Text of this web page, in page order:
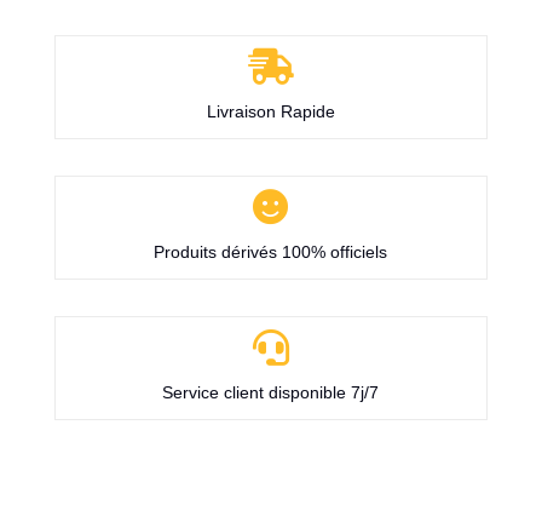

Livraison Rapide

Produits dérivés 100% officiels

Service client disponible 7j/7